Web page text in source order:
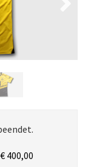
€ 400,00